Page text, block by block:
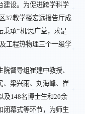
建设。为促进跨学科学
37教学楼宏远报告厅成
秉承"'机'思广益，求是
工程热物理三个一级学
督导组崔建中教授、
、梁兴雨、刘海峰、崔
及148名博士生和20余
闭幕式等环节，为师生